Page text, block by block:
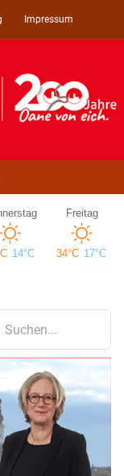
Impressum